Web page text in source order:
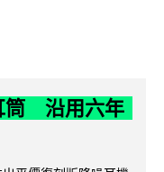
筒 沿用六年